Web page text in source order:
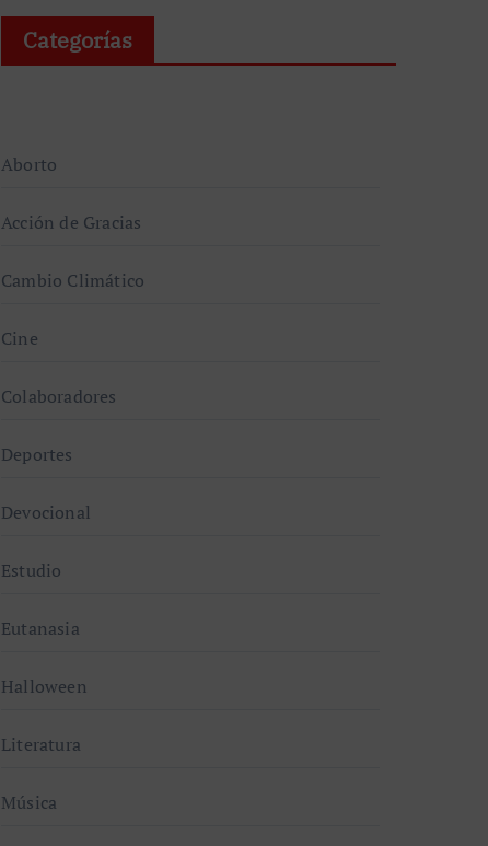
Categorías
Aborto
Acción de Gracias
Cambio Climático
Cine
Colaboradores
Deportes
Devocional
Estudio
Eutanasia
Halloween
Literatura
Música